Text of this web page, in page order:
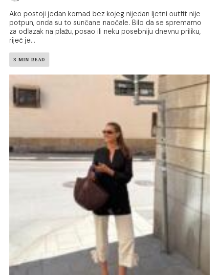
Ako postoji jedan komad bez kojeg nijedan ljetni outfit nije
potpun, onda su to sunčane naočale. Bilo da se spremamo
za odlazak na plažu, posao ili neku posebniju dnevnu priliku,
riječ je...
3 MIN READ